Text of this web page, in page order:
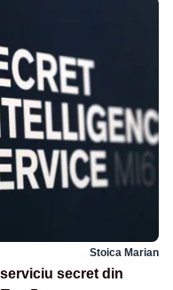
Stoica Marian
secret din